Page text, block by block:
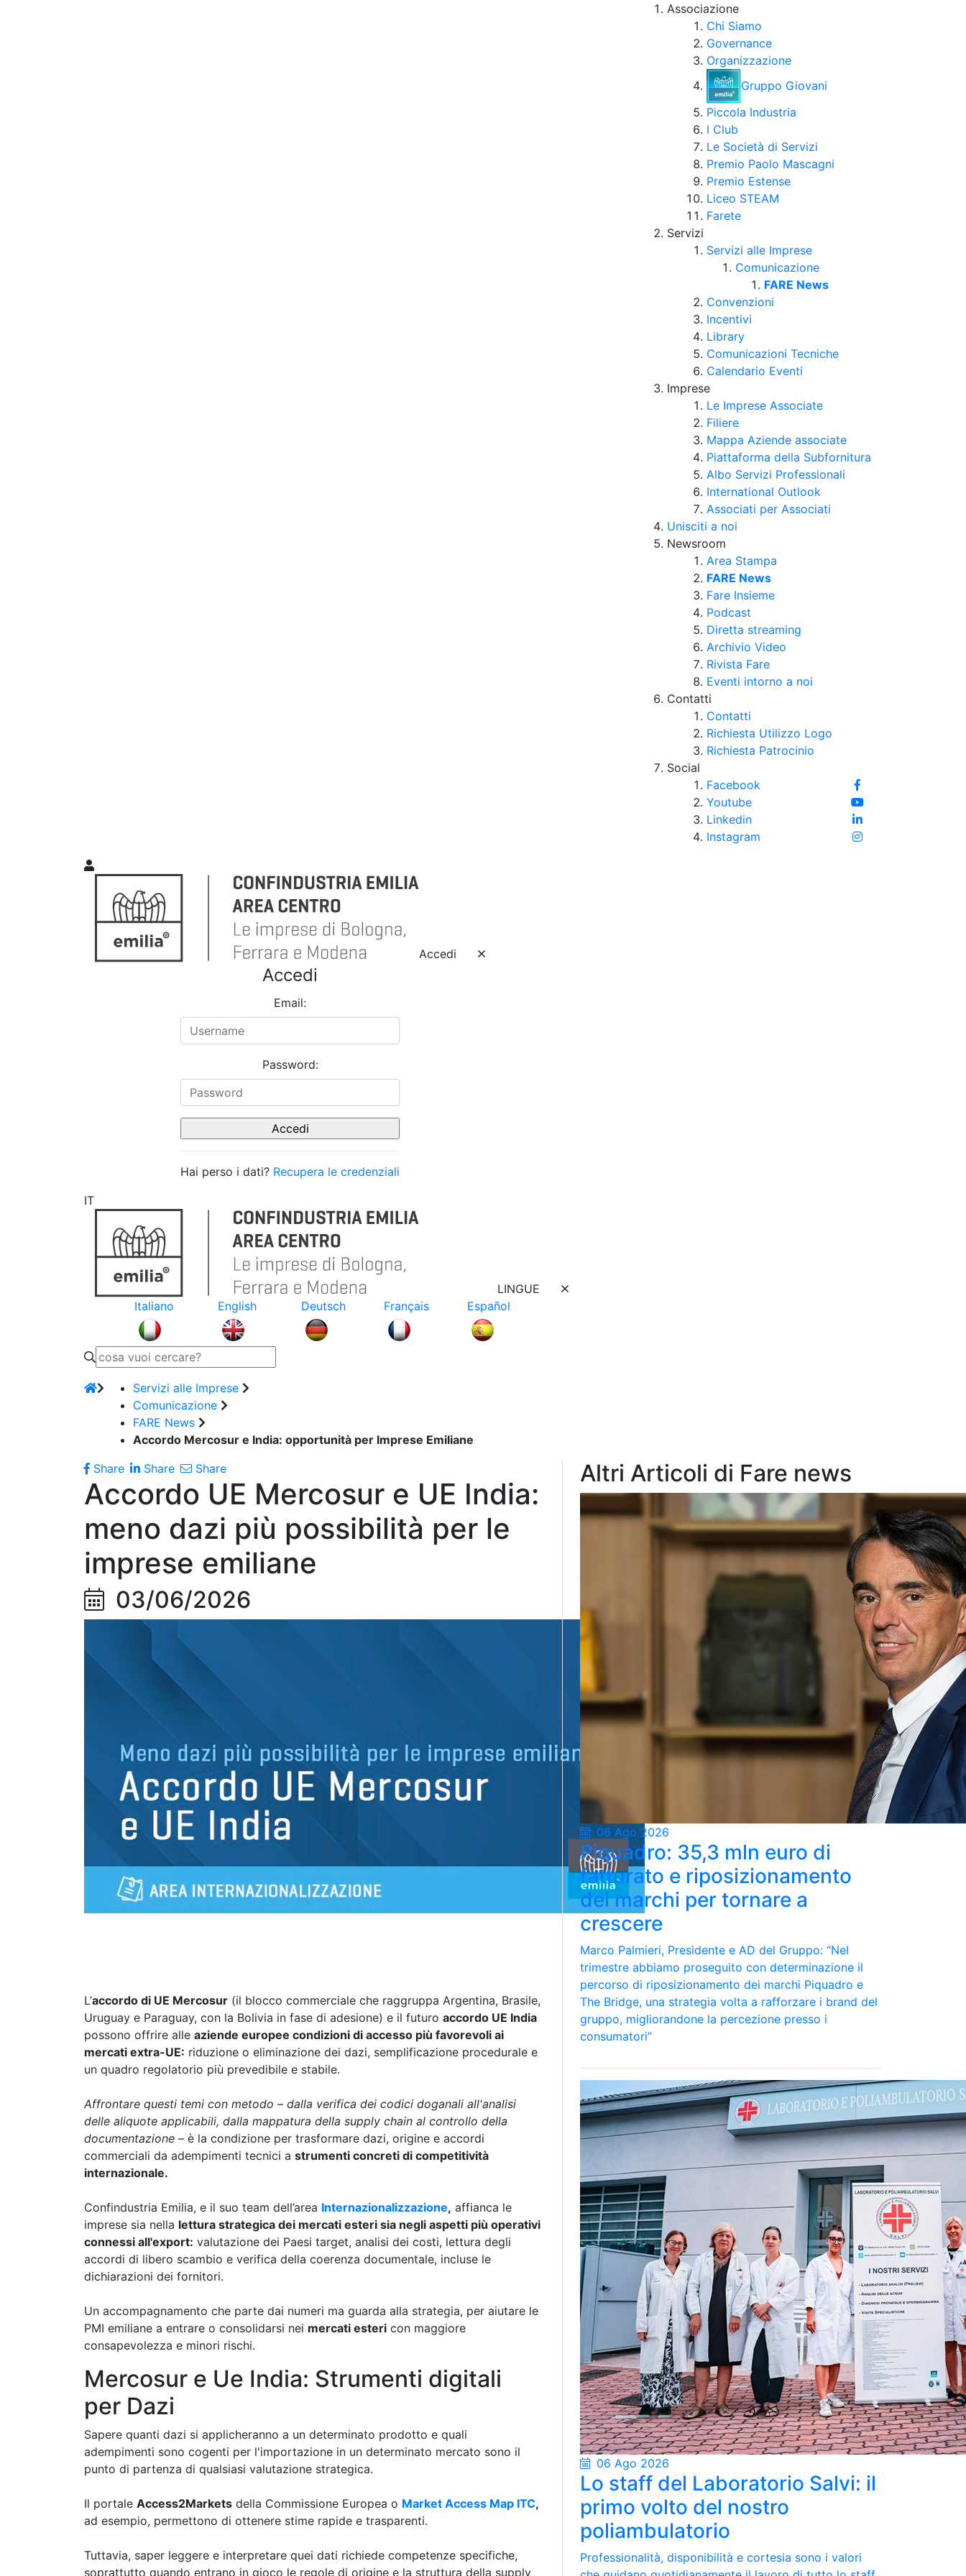
Associazione
Chi Siamo
Governance
Organizzazione
Gruppo Giovani
Piccola Industria
I Club
Le Società di Servizi
Premio Paolo Mascagni
Premio Estense
Liceo STEAM
Farete
Servizi
Servizi alle Imprese
Comunicazione
FARE News
Convenzioni
Incentivi
Library
Comunicazioni Tecniche
Calendario Eventi
Imprese
Le Imprese Associate
Filiere
Mappa Aziende associate
Piattaforma della Subfornitura
Albo Servizi Professionali
International Outlook
Associati per Associati
Unisciti a noi
Newsroom
Area Stampa
FARE News
Fare Insieme
Podcast
Diretta streaming
Archivio Video
Rivista Fare
Eventi intorno a noi
Contatti
Contatti
Richiesta Utilizzo Logo
Richiesta Patrocinio
Social
Facebook
Youtube
Linkedin
Instagram
Accedi
Accedi
Email:
Password:
Hai perso i dati? Recupera le credenziali
IT
LINGUE
Italiano
English Deutsch Français Español
Servizi alle Imprese
Comunicazione
FARE News
Accordo Mercosur e India: opportunità per Imprese Emiliane
Share
Share Share
Accordo UE Mercosur e UE India:
meno dazi più possibilità per le
imprese emiliane
03/06/2026
L’accordo di UE Mercosur (il blocco commerciale che raggruppa Argentina, Brasile,
Uruguay e Paraguay, con la Bolivia in fase di adesione) e il futuro accordo UE India
possono offrire alle aziende europee condizioni di accesso più favorevoli ai
mercati extra-UE: riduzione o eliminazione dei dazi, semplificazione procedurale e
un quadro regolatorio più prevedibile e stabile.
Affrontare questi temi con metodo – dalla verifica dei codici doganali all'analisi
delle aliquote applicabili, dalla mappatura della supply chain al controllo della
documentazione – è la condizione per trasformare dazi, origine e accordi
commerciali da adempimenti tecnici a strumenti concreti di competitività
internazionale.
Confindustria Emilia, e il suo team dell’area Internazionalizzazione, affianca le
imprese sia nella lettura strategica dei mercati esteri sia negli aspetti più operativi
connessi all'export: valutazione dei Paesi target, analisi dei costi, lettura degli
accordi di libero scambio e verifica della coerenza documentale, incluse le
dichiarazioni dei fornitori.
Un accompagnamento che parte dai numeri ma guarda alla strategia, per aiutare le
PMI emiliane a entrare o consolidarsi nei mercati esteri con maggiore
consapevolezza e minori rischi.
Mercosur e Ue India: Strumenti digitali
per Dazi
Sapere quanti dazi si applicheranno a un determinato prodotto e quali
adempimenti sono cogenti per l'importazione in un determinato mercato sono il
punto di partenza di qualsiasi valutazione strategica.
Il portale Access2Markets della Commissione Europea o Market Access Map ITC,
ad esempio, permettono di ottenere stime rapide e trasparenti.
Tuttavia, saper leggere e interpretare quei dati richiede competenze specifiche,
soprattutto quando entrano in gioco le regole di origine e la struttura della supply
Altri Articoli di Fare news
06 Ago 2026
Piquadro: 35,3 mln euro di
fatturato e riposizionamento
dei marchi per tornare a
crescere
Marco Palmieri, Presidente e AD del Gruppo: “Nel
trimestre abbiamo proseguito con determinazione il
percorso di riposizionamento dei marchi Piquadro e
The Bridge, una strategia volta a rafforzare i brand del
gruppo, migliorandone la percezione presso i
consumatori”
06 Ago 2026
Lo staff del Laboratorio Salvi: il
primo volto del nostro
poliambulatorio
Professionalità, disponibilità e cortesia sono i valori